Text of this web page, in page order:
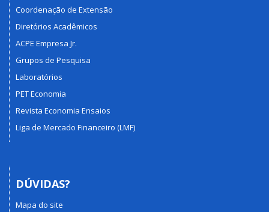
Coordenação de Extensão
Diretórios Acadêmicos
ACPE Empresa Jr.
Grupos de Pesquisa
Laboratórios
PET Economia
Revista Economia Ensaios
Liga de Mercado Financeiro (LMF)
DÚVIDAS?
Mapa do site